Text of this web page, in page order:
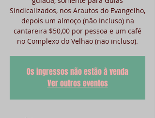
Sindicalizados, nos Arautos do Evangelho,
depois um almoço (não Incluso) na
cantareira $50,00 por pessoa e um café
no Complexo do Velhão (não incluso).
Os ingressos não estão à venda
Ver outros eventos